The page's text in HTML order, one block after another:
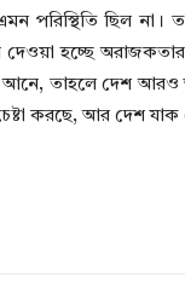
ছিল না।
দেওয়া হচ্ছে
আনে, তাহলে দেশ আরও
করছে, আর দেশ যাক